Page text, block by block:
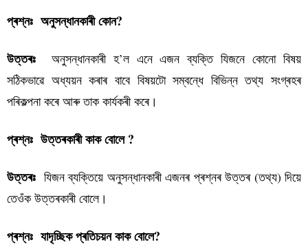
প্ৰশ্নঃ অনুসন্ধানকাৰী কোন?
উত্তৰঃ অনুসন্ধানকাৰী হ’ল এনে এজন ব্যক্তি যিজনে কোনো বিষয়
সঠিকভাৱে অধ্যয়ন কৰাৰ বাবে বিষয়টো সম্বন্ধে বিভিন্ন তথ্য সংগ্ৰহৰ
পৰিকল্পনা কৰে আৰু তাক কাৰ্যকৰী কৰে।
প্ৰশ্নঃ উত্তৰকাৰী কাক বোলে ?
উত্তৰঃ যিজন ব্যক্তিয়ে অনুসন্ধানকাৰী এজনৰ প্ৰশ্নৰ উত্তৰ (তথ্য) দিয়ে
তেওঁক উত্তৰকাৰী বোলে।
প্ৰশ্নঃ যাদৃচ্ছিক প্ৰতিচয়ন কাক বোলে?